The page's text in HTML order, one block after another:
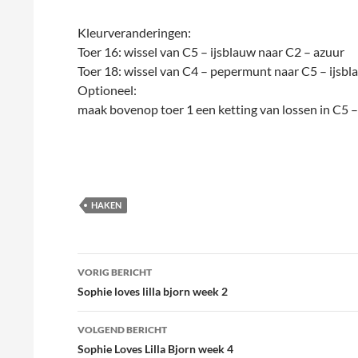
Kleurveranderingen:
Toer 16: wissel van C5 – ijsblauw naar C2 – azuur
Toer 18: wissel van C4 – pepermunt naar C5 –
Optioneel:
maak bovenop toer 1 een ketting van lossen in C5
HAKEN
Bericht
navigatie
VORIG BERICHT
Sophie loves lilla bjorn week 2
VOLGEND BERICHT
Sophie Loves Lilla Bjorn week 4